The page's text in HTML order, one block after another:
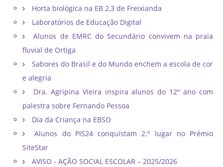
Horta biológica na EB 2,3 de Freixianda
Laboratórios de Educação Digital
Alunos de EMRC do Secundário convivem na praia
fluvial de Ortiga
Sabores do Brasil e do Mundo enchem a escola de cor
e alegria
Dra. Agripina Vieira inspira alunos do 12º ano com
palestra sobre Fernando Pessoa
Dia da Criança na EBSO
Alunos do PIS24 conquistam 2.º lugar no Prémio
SiteStar
AVISO - AÇÃO SOCIAL ESCOLAR – 2025/2026